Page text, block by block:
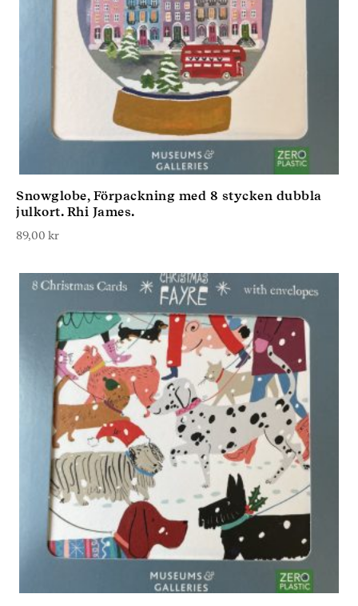
Snowglobe, Förpackning med 8 stycken dubbla
julkort. Rhi James.
89,00 kr